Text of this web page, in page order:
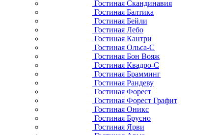
Гостиная Скандинавия
Гостиная Балтика
Гостиная Бейли
Гостиная Лебо
Гостиная Кантри
Гостиная Ольса-С
Гостиная Бон Вояж
Гостиная Квадро-С
Гостиная Брамминг
Гостиная Рандеву
Гостиная Форест
Гостиная Форест Графит
Гостиная Оникс
Гостиная Брусно
Гостиная Ярви